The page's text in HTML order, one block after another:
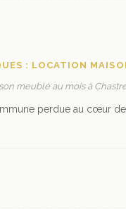
: LOCATION
meublé au mois à
perdue au cœur